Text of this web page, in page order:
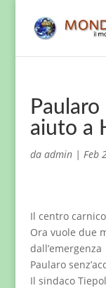
Paularo
aiuto a
da admin| Feb
Il centro
Ora vuole due
dall’emergenza
Paularo
Il sindaco